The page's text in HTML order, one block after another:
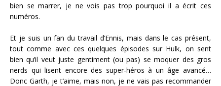
bien se marrer, je ne vois pas trop pourquoi il a écrit ces
numéros.
Et je suis un fan du travail d’Ennis, mais dans le cas présent,
tout comme avec ces quelques épisodes sur Hulk, on sent
bien qu’il veut juste gentiment (ou pas) se moquer des gros
nerds qui lisent encore des super-héros à un âge avancé…
Donc Garth, je t’aime, mais non, je ne vais pas recommander